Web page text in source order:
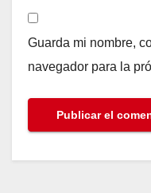
Guarda mi nombre,
navegador para la